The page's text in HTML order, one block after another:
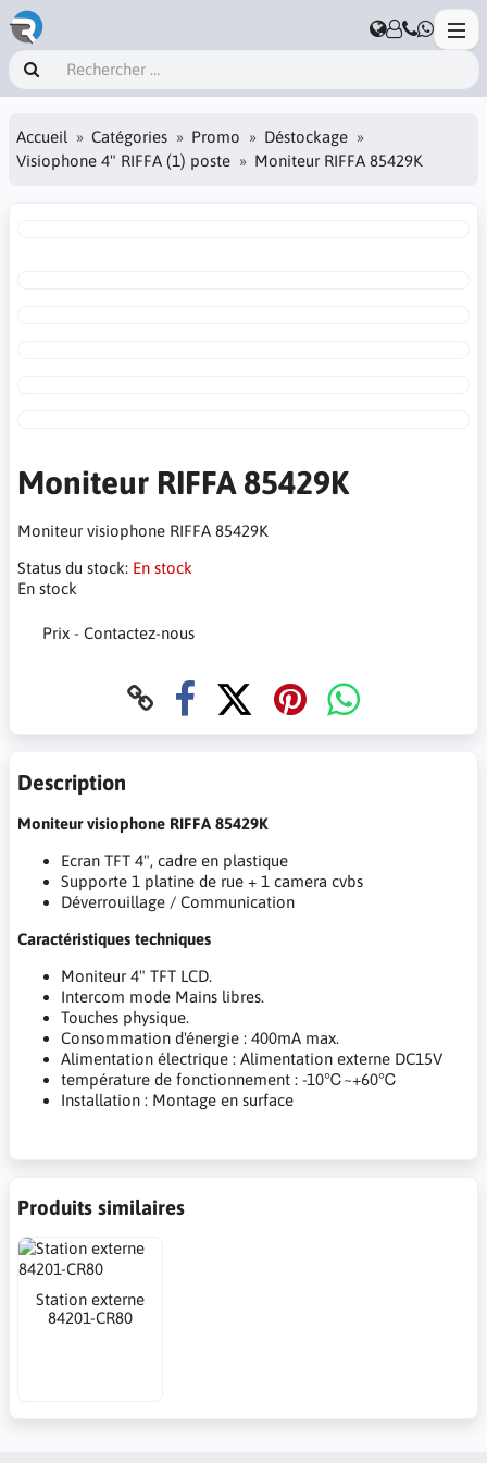
Accueil Catégories Promo
Déstockage
Visiophone 4" RIFFA (1) poste
Moniteur RIFFA 85429K
Moniteur RIFFA 85429K
Moniteur visiophone RIFFA 85429K
Status du stock: En stock
En stock
Prix - Contactez-nous
Description
Moniteur visiophone RIFFA 85429K
Ecran TFT 4", cadre en plastique
Supporte 1 platine de rue + 1 camera cvbs
Déverrouillage / Communication
Caractéristiques techniques
Moniteur 4" TFT LCD.
Intercom mode Mains libres.
Touches physique.
Consommation d'énergie : 400mA max.
Alimentation électrique : Alimentation externe DC15V
température de fonctionnement : -10℃~+60℃
Installation : Montage en surface
Produits similaires
Station externe
84201-CR80